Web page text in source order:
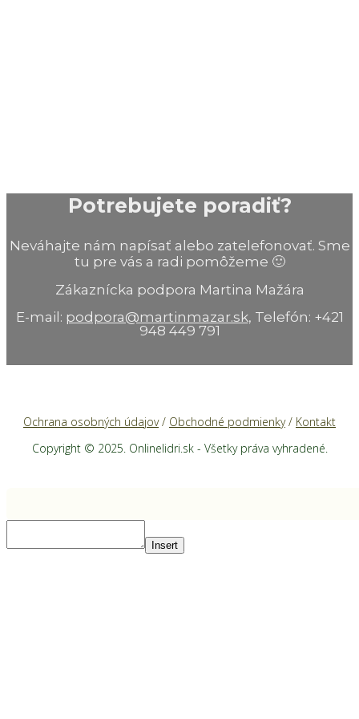
Potrebujete poradiť?
Neváhajte nám napísať alebo zatelefonovať. Sme
tu pre vás a radi pomôžeme 🙂
Zákaznícka podpora Martina Mažára
E-mail: podpora@martinmazar.sk, Telefón: +421
948 449 791
Ochrana osobných údajov/ Obchodné podmienky/ Kontakt
Copyright © 2025. Onlinelidri.sk - Všetky práva vyhradené.
Insert